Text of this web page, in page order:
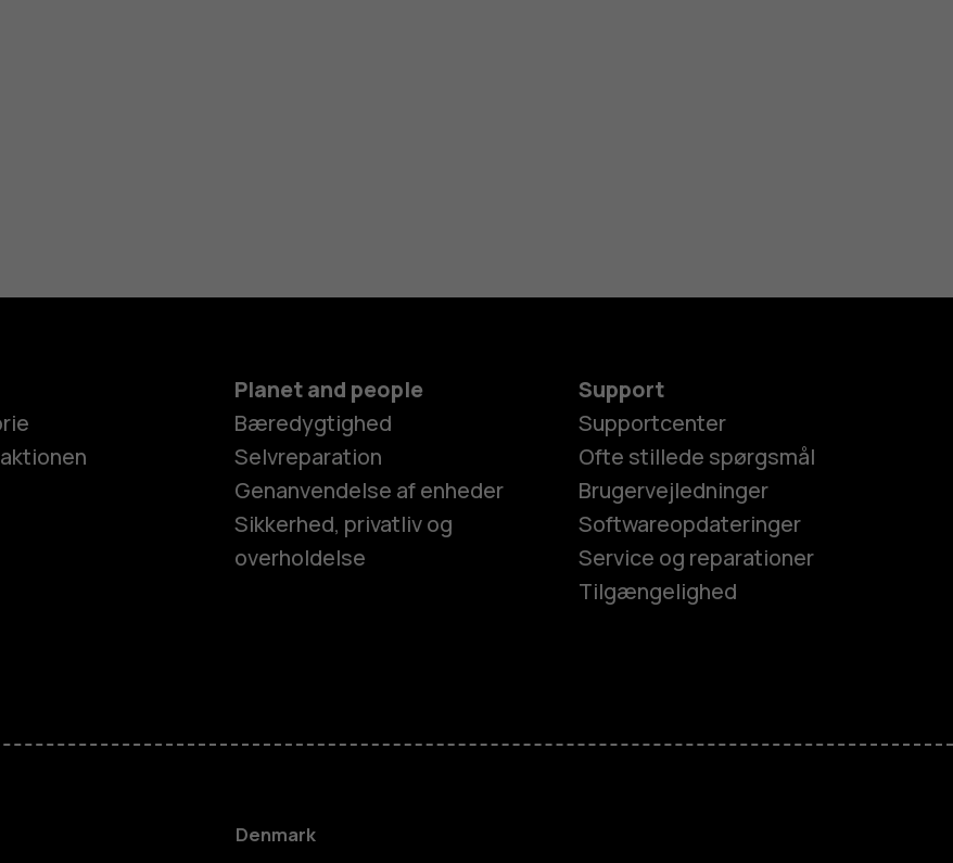
Feature-telefoner
Tilbehør
Planet and people
Bæredygtighed
Selvreparation
Genanvendelse af enheder
Sikkerhed, privatliv og
overholdelse
Support
Supportcenter
Ofte stillede spørgsmål
Brugervejledninger
Softwareopdateringer
Service og reparationer
Tilgængelighed
Denmark